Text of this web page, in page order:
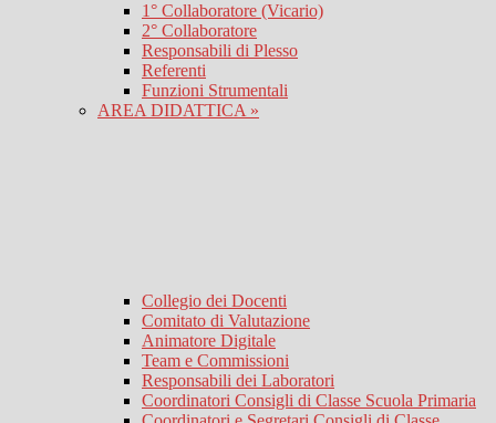
1° Collaboratore (Vicario)
2° Collaboratore
Responsabili di Plesso
Referenti
Funzioni Strumentali
AREA DIDATTICA »
Collegio dei Docenti
Comitato di Valutazione
Animatore Digitale
Team e Commissioni
Responsabili dei Laboratori
Coordinatori Consigli di Classe Scuola Primaria